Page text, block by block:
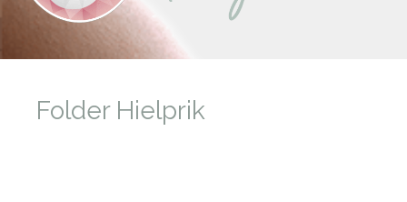
Folder Hielprik